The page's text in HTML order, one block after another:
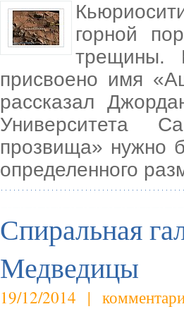
горной
трещины.
присвоено имя
рассказал
Университета
прозвища» нужно
определенного
Спиральная
Медведицы
19/12/2014 |